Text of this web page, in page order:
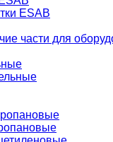
ESAB
части для